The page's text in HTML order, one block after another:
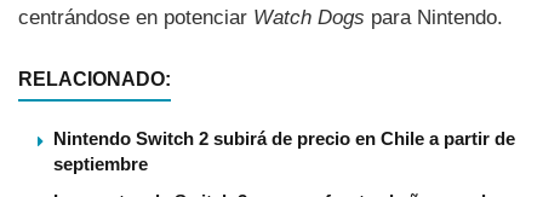
centrándose en potenciar Watch Dogs para Nintendo.
RELACIONADO:
Nintendo Switch 2 subirá de precio en Chile a partir de
septiembre